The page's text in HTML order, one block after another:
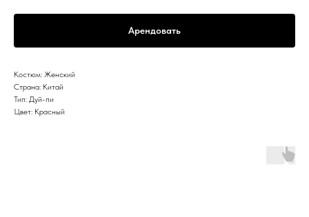
Арендовать
Костюм: Женский
Страна: Китай
Тип: Дуй-пи
Цвет: Красный